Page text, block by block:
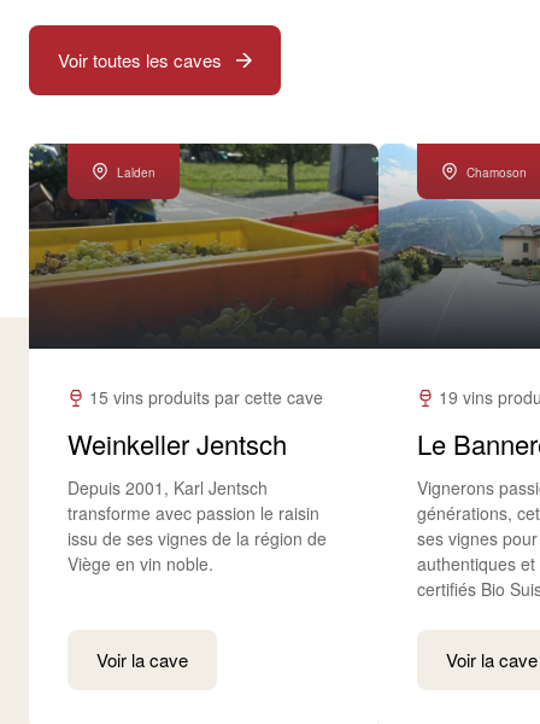
Voir toutes les caves
Lalden
15 vins produits par cette cave
Weinkeller Jentsch
Depuis 2001, Karl Jentsch
transforme avec passion le raisin
issu de ses vignes de la région de
Viège en vin noble.
Voir la cave
Chamoson
19 vins
Le
Vignerons
générations,
ses vignes
authentiques
certifiés Bio
Voir la cave